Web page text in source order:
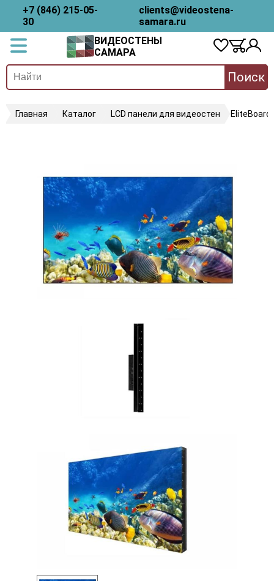
+7 (846) 215-05-
30
clients@videostena-
samara.ru
ВИДЕОСТЕНЫ
САМАРА
Поиск
Главная Каталог LCD панели для видеостен EliteBoard